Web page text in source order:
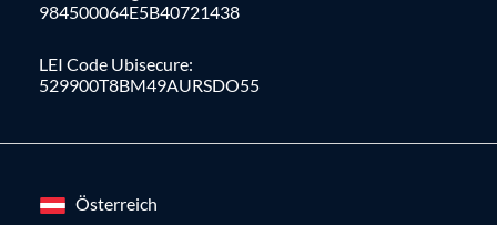
984500064E5B40721438
LEI Code Ubisecure:
529900T8BM49AURSDO55
Österreich